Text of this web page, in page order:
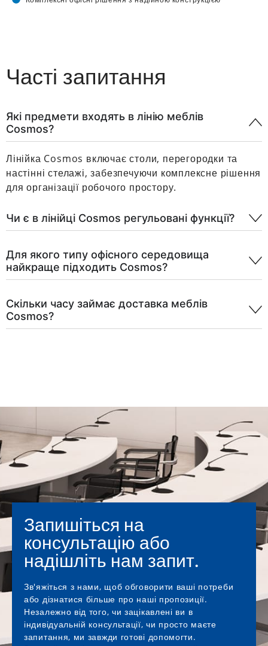
Часті запитання
Які предмети входять в лінію меблів
Cosmos?
Лінійка Cosmos включає столи, перегородки та
настінні стелажі, забезпечуючи комплексне рішення
для організації робочого простору.
Чи є в лінійці Cosmos регульовані функції?
Для якого типу офісного середовища
найкраще підходить Cosmos?
Скільки часу займає доставка меблів
Cosmos?
Запишіться на
консультацію або
надішліть нам запит.
Зв'яжіться з нами, щоб обговорити ваші потреби
або дізнатися більше про наші пропозиції.
Незалежно від того, чи зацікавлені ви в
індивідуальній консультації, чи просто маєте
запитання, ми завжди готові допомогти.